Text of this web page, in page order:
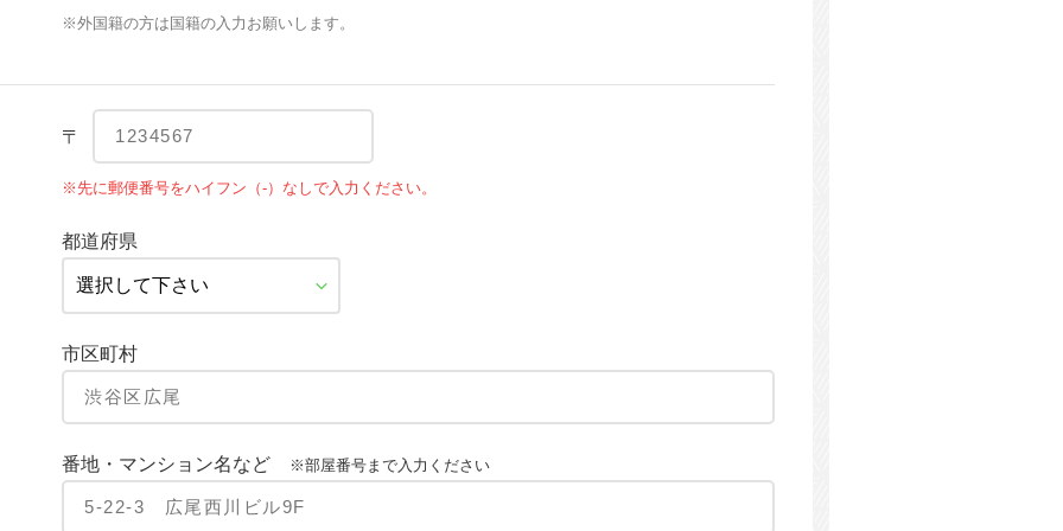
※外国籍の方は国籍の入力お願いします。
〒
※先に郵便番号をハイフン（-）なしで入力ください。
都道府県
市区町村
番地・マンション名など ※部屋番号まで入力ください